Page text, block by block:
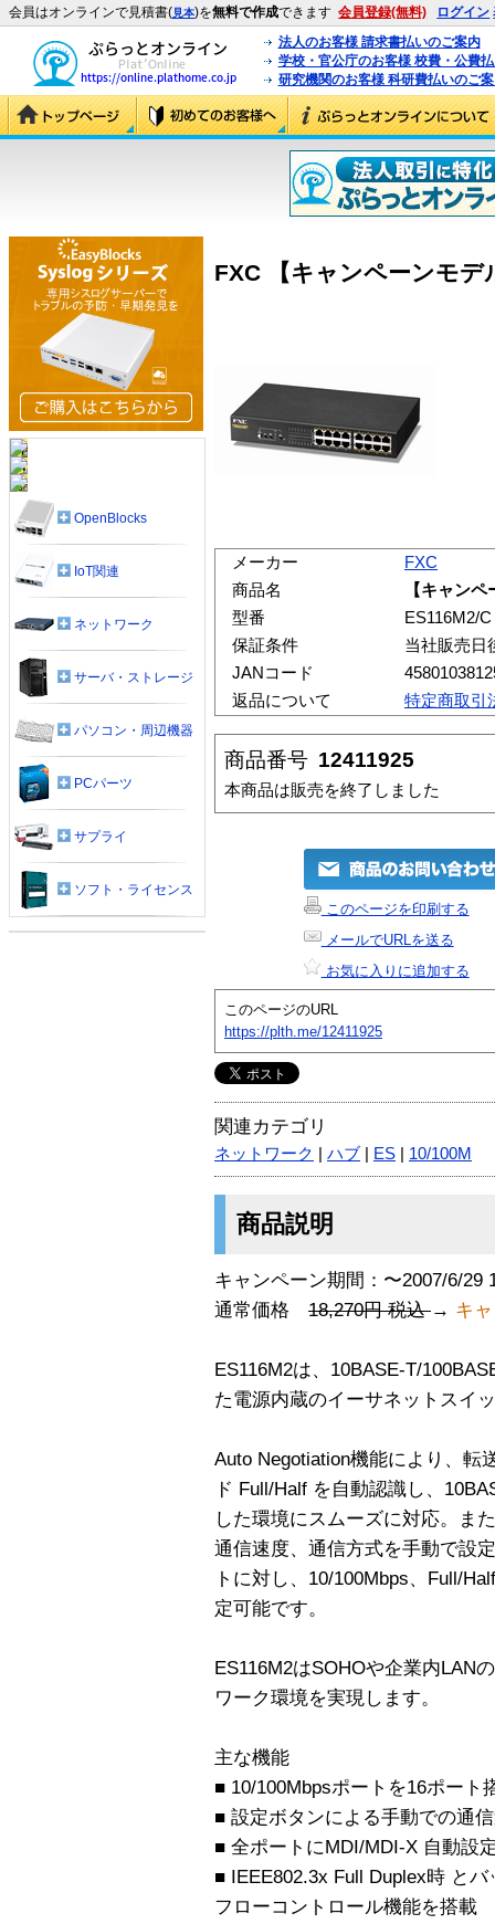
会員はオンラインで見積書(見本)を無料で作成できます 会員登録(無料) ログイン
法人のお客様 請求書払いのご案内
学校・官公庁のお客様 校費・公費
研究機関のお客様 科研費払いのご
FXC 【キャンペーンモデ
メーカー
FXC
商品名
【キャン
型番
ES116M2/C
保証条件
当社販売日
JANコード
返品について
特定商取引
商品番号 12411925
本商品は販売を終了しました
このページを印刷する
メールでURLを送る
お気に入りに追加する
このページのURL
https://plth.me/12411925
関連カテゴリ
ネットワーク ハブ ES 10/100M
商品説明
キャンペーン期間：〜2007/6/29
通常価格 18,270円 税込→ キ
ES116M2は、10BASE-T/
た電源内蔵のイーサネットスイ
Auto Negotiation機能により、転
ド Full/Half を自動認識し、
した環境にスムーズに対応。ま
通信速度、通信方式を手動で設
トに対し、10/100Mbps、Full/
定可能です。
ES116M2はSOHOや企業内LAN
ワーク環境を実現します。
主な機能
■ 10/100Mbpsポートを16ポート
■ 設定ボタンによる手動での通
■ 全ポートにMDI/MDI-X 自動設
■ IEEE802.3x Full Duplex時 と
フローコントロール機能を搭載
OpenBlocks
IoT関連
ネットワーク
サーバ・ストレージ
パソコン・周辺機器
PCパーツ
サプライ
ソフト・ライセンス